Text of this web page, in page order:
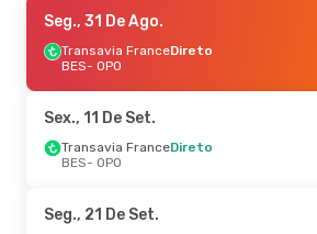
Sex., 18 De Set.- Seg., 21 De Set.
Transavia FranceDireto
BES- OPO
OPO- BES
Sex., 28 De Ago.- Seg., 31 De Ago.
Transavia France
OPO- BES
Seg., 31 De Ago.
Transavia FranceDireto
BES- OPO
Sex., 11 De Set.
Transavia FranceDireto
BES- OPO
Seg., 21 De Set.